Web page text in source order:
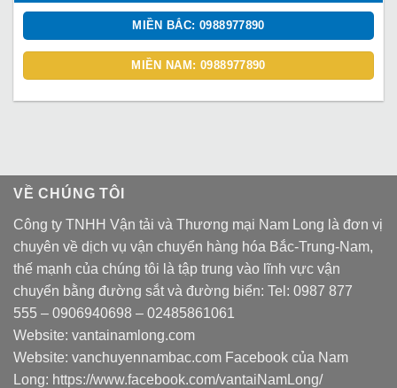
MIỀN BẮC: 0988977890
MIỀN NAM: 0988977890
VỀ CHÚNG TÔI
Công ty TNHH Vận tải và Thương mại Nam Long là đơn vị
chuyên về dịch vụ vận chuyển hàng hóa Bắc-Trung-Nam,
thế mạnh của chúng tôi là tập trung vào lĩnh vực vận
chuyển bằng đường sắt và đường biển: Tel: 0987 877
555 – 0906940698 – 02485861061
Website: vantainamlong.com
Website: vanchuyennambac.com Facebook của Nam
Long: https://www.facebook.com/vantaiNamLong/